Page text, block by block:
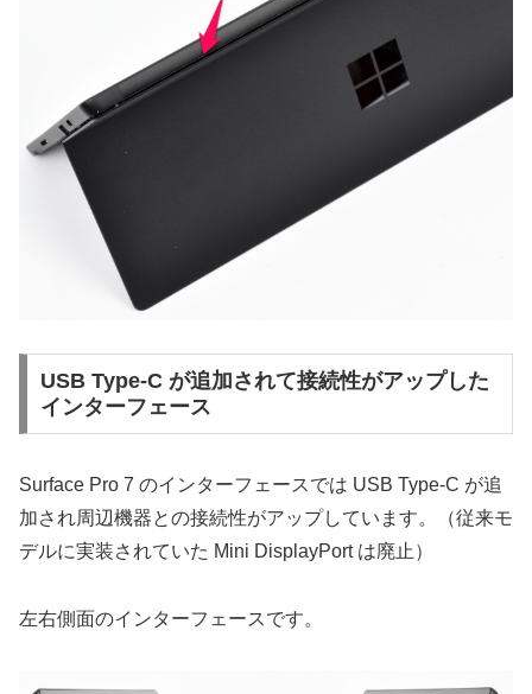
USB Type-C が追加されて接続性がアップした
インターフェース
Surface Pro 7 のインターフェースでは USB Type-C が追
加され周辺機器との接続性がアップしています。（従来モ
デルに実装されていた Mini DisplayPort は廃止）
左右側面のインターフェースです。